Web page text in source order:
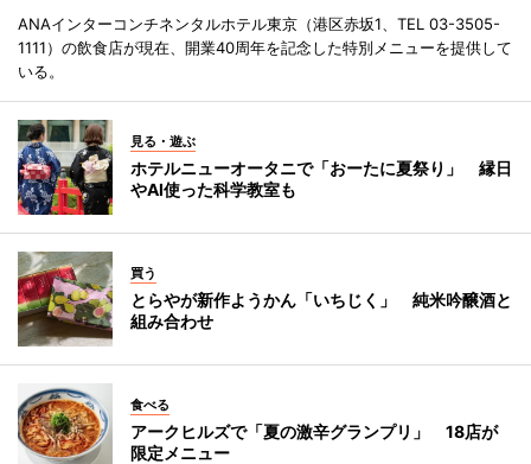
ANAインターコンチネンタルホテル東京（港区赤坂1、TEL 03-3505-
1111）の飲食店が現在、開業40周年を記念した特別メニューを提供して
いる。
見る・遊ぶ
ホテルニューオータニで「おーたに夏祭り」 縁日
やAI使った科学教室も
買う
とらやが新作ようかん「いちじく」 純米吟醸酒と
組み合わせ
食べる
アークヒルズで「夏の激辛グランプリ」 18店が
限定メニュー